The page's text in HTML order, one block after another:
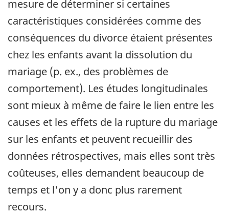
mesure de déterminer si certaines
caractéristiques considérées comme des
conséquences du divorce étaient présentes
chez les enfants avant la dissolution du
mariage (p. ex., des problèmes de
comportement). Les études longitudinales
sont mieux à même de faire le lien entre les
causes et les effets de la rupture du mariage
sur les enfants et peuvent recueillir des
données rétrospectives, mais elles sont très
coûteuses, elles demandent beaucoup de
temps et l'on y a donc plus rarement
recours.